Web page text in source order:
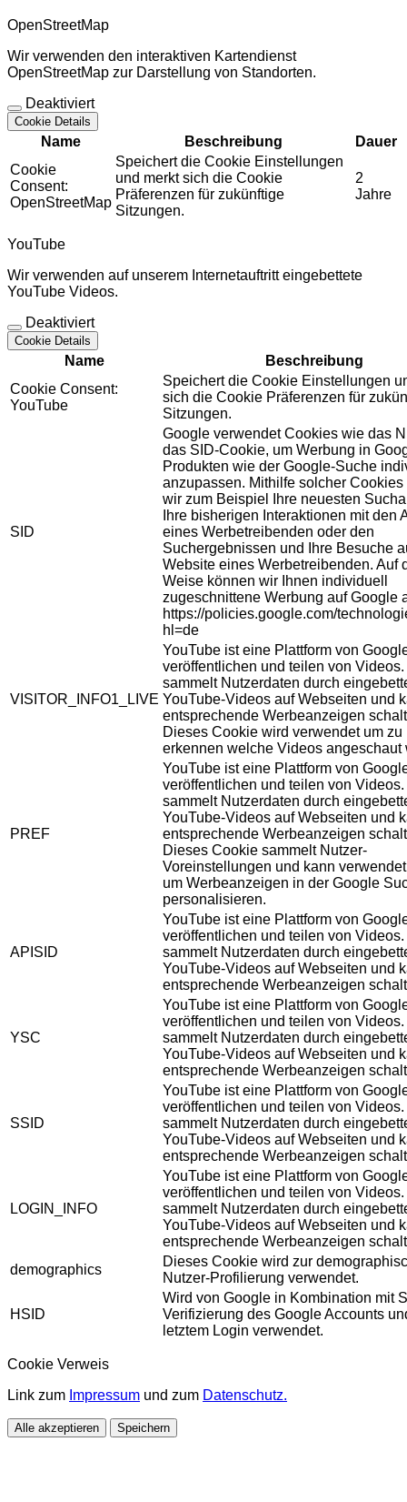
OpenStreetMap
Wir verwenden den interaktiven Kartendienst
OpenStreetMap zur Darstellung von Standorten.
Deaktiviert
Cookie Details
Name Beschreibung
Dauer
Cookie
Consent:
OpenStreetMap
Speichert die Cookie Einstellungen
und merkt sich die Cookie
Präferenzen für zukünftige
Sitzungen.
2
Jahre
YouTube
Wir verwenden auf unserem Internetauftritt eingebettete
YouTube Videos.
Deaktiviert
Cookie Details
Name
Beschreibung
Cookie Consent:
YouTube
Speichert die Cookie Einstellungen
sich die Cookie Präferenzen für
Sitzungen.
SID
Google verwendet Cookies wie das
das SID-Cookie, um Werbung in
Produkten wie der Google-Suche
anzupassen. Mithilfe solcher Cookies
wir zum Beispiel Ihre neuesten
Ihre bisherigen Interaktionen mit den
eines Werbetreibenden oder den
Suchergebnissen und Ihre Besuche
Website eines Werbetreibenden. Auf
Weise können wir Ihnen individuell
zugeschnittene Werbung auf Google
https://policies.google.com/
hl=de
VISITOR_INFO1_LIVE
YouTube ist eine Plattform von
veröffentlichen und teilen von
sammelt Nutzerdaten durch
YouTube-Videos auf Webseiten und
entsprechende Werbeanzeigen
Dieses Cookie wird verwendet um zu
erkennen welche Videos angeschaut
PREF
YouTube ist eine Plattform von
veröffentlichen und teilen von
sammelt Nutzerdaten durch
YouTube-Videos auf Webseiten und
entsprechende Werbeanzeigen
Dieses Cookie sammelt Nutzer-
Voreinstellungen und kann
um Werbeanzeigen in der Google
personalisieren.
APISID
YouTube ist eine Plattform von
veröffentlichen und teilen von
sammelt Nutzerdaten durch
YouTube-Videos auf Webseiten und
entsprechende Werbeanzeigen
YSC
YouTube ist eine Plattform von
veröffentlichen und teilen von
sammelt Nutzerdaten durch
YouTube-Videos auf Webseiten und
entsprechende Werbeanzeigen
SSID
YouTube ist eine Plattform von
veröffentlichen und teilen von
sammelt Nutzerdaten durch
YouTube-Videos auf Webseiten und
entsprechende Werbeanzeigen
LOGIN_INFO
YouTube ist eine Plattform von
veröffentlichen und teilen von
sammelt Nutzerdaten durch
YouTube-Videos auf Webseiten und
entsprechende Werbeanzeigen
demographics
Dieses Cookie wird zur
Nutzer-Profilierung verwendet.
HSID
Wird von Google in Kombination mit
Verifizierung des Google Accounts
letztem Login verwendet.
Cookie Verweis
Link zum Impressum und zum Datenschutz.
Alle akzeptieren Speichern